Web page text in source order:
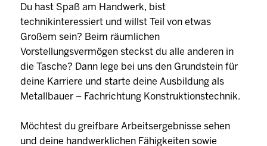
Du hast Spaß am Handwerk, bist
technikinteressiert und willst Teil von etwas
Großem sein? Beim räumlichen
Vorstellungsvermögen steckst du alle anderen in
die Tasche? Dann lege bei uns den Grundstein für
deine Karriere und starte deine Ausbildung als
Metallbauer – Fachrichtung Konstruktionstechnik.
Möchtest du greifbare Arbeitsergebnisse sehen
und deine handwerklichen Fähigkeiten sowie